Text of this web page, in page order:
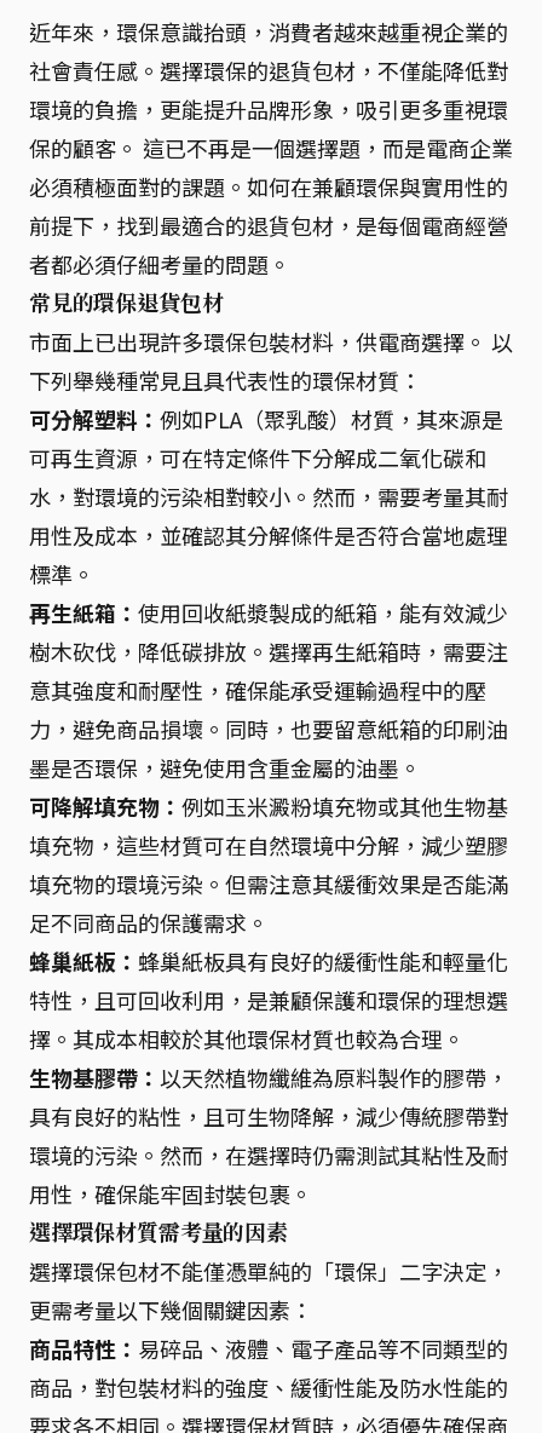
近年來，環保意識抬頭，消費者越來越重視企業的
社會責任感。選擇環保的退貨包材，不僅能降低對
環境的負擔，更能提升品牌形象，吸引更多重視環
保的顧客。 這已不再是一個選擇題，而是電商企業
必須積極面對的課題。如何在兼顧環保與實用性的
前提下，找到最適合的退貨包材，是每個電商經營
者都必須仔細考量的問題。
常見的環保退貨包材
市面上已出現許多環保包裝材料，供電商選擇。 以
下列舉幾種常見且具代表性的環保材質：
可分解塑料： 例如PLA（聚乳酸）材質，其來源是
可再生資源，可在特定條件下分解成二氧化碳和
水，對環境的污染相對較小。然而，需要考量其耐
用性及成本，並確認其分解條件是否符合當地處理
標準。
再生紙箱： 使用回收紙漿製成的紙箱，能有效減少
樹木砍伐，降低碳排放。選擇再生紙箱時，需要注
意其強度和耐壓性，確保能承受運輸過程中的壓
力，避免商品損壞。同時，也要留意紙箱的印刷油
墨是否環保，避免使用含重金屬的油墨。
可降解填充物： 例如玉米澱粉填充物或其他生物基
填充物，這些材質可在自然環境中分解，減少塑膠
填充物的環境污染。但需注意其緩衝效果是否能滿
足不同商品的保護需求。
蜂巢紙板： 蜂巢紙板具有良好的緩衝性能和輕量化
特性，且可回收利用，是兼顧保護和環保的理想選
擇。其成本相較於其他環保材質也較為合理。
生物基膠帶： 以天然植物纖維為原料製作的膠帶，
具有良好的粘性，且可生物降解，減少傳統膠帶對
環境的污染。然而，在選擇時仍需測試其粘性及耐
用性，確保能牢固封裝包裹。
選擇環保材質需考量的因素
選擇環保包材不能僅憑單純的「環保」二字決定，
更需考量以下幾個關鍵因素：
商品特性： 易碎品、液體、電子產品等不同類型的
商品，對包裝材料的強度、緩衝性能及防水性能的
要求各不相同。選擇環保材質時，必須優先確保商